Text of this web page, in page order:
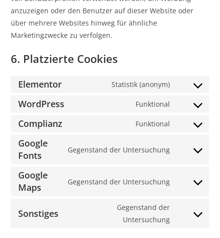
anzuzeigen oder den Benutzer auf dieser Website oder
über mehrere Websites hinweg für ähnliche
Marketingzwecke zu verfolgen.
6. Platzierte Cookies
Elementor Statistik (anonym)
WordPress Funktional
Complianz Funktional
Google
Fonts
Gegenstand der Untersuchung
Google
Maps
Gegenstand der Untersuchung
Sonstiges
Gegenstand der
Untersuchung